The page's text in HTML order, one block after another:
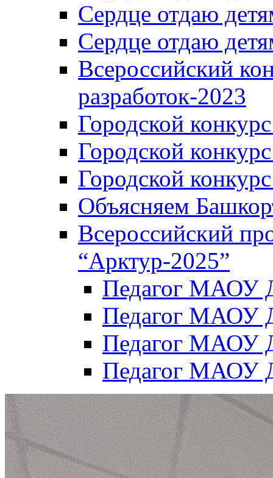
Сердце отдаю
Сердце отдаю
Всероссийский
разработок-2023
Городской
Городской
Городской
Объясняем
Всероссийский
“Арктур-2025”
Педагог МАОУ
Педагог МАОУ
Педагог МАОУ
Педагог МАОУ